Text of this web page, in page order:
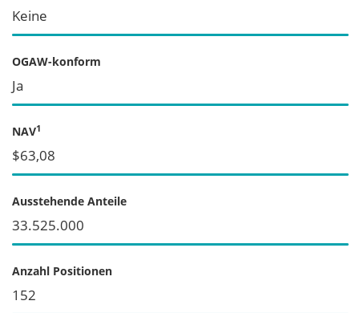
Keine
OGAW-konform
Ja
NAV1
$63,08
Ausstehende Anteile
33.525.000
Anzahl Positionen
152